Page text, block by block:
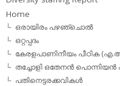
Home
ഒരായിരം പഴഞ്ചൊല്‍
ഒറ്റപ്പദം
കേരളപാണിനീയം പീഠിക
തച്ചോളി ഒതേനൻ
പതിനെട്ടരക്കവികള്‍